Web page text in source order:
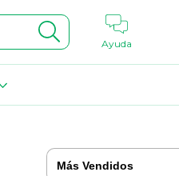
Ayuda